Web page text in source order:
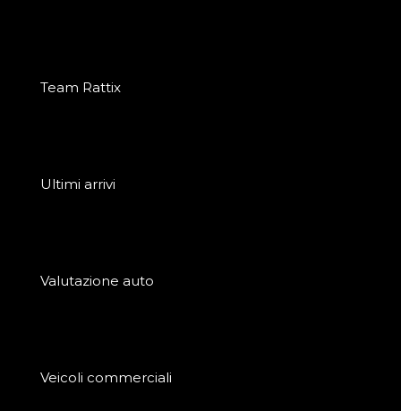
Team Rattix
Ultimi arrivi
Valutazione auto
Veicoli commerciali